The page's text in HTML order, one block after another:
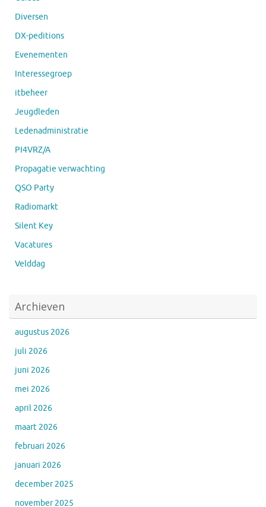
Diversen
DX-peditions
Evenementen
Interessegroep
itbeheer
Jeugdleden
Ledenadministratie
PI4VRZ/A
Propagatie verwachting
QSO Party
Radiomarkt
Silent Key
Vacatures
Velddag
Archieven
augustus 2026
juli 2026
juni 2026
mei 2026
april 2026
maart 2026
februari 2026
januari 2026
december 2025
november 2025